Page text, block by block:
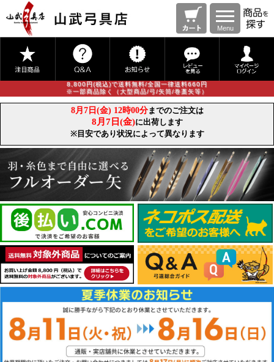
Menu
8,800円(税込)で送料無料/全国一律送料660円
※一部商品除く（大型商品/弓/矢筒/巻藁矢等）